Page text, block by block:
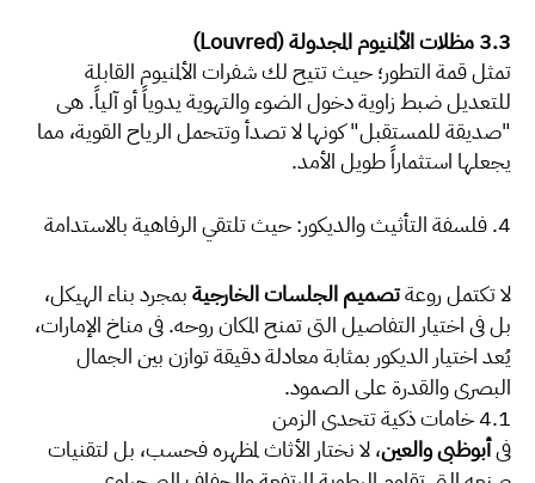
3.3 مظلات الألمنيوم المجدولة (Louvred)
تمثل قمة التطور؛ حيث تتيح لك شفرات الألمنيوم القابلة
للتعديل ضبط زاوية دخول الضوء والتهوية يدوياً أو آلياً. هي
"صديقة للمستقبل" كونها لا تصدأ وتتحمل الرياح القوية، مما
يجعلها استثماراً طويل الأمد.
4. فلسفة التأثيث والديكور: حيث تلتقي الرفاهية بالاستدامة
لا تكتمل روعةتصميم الجلسات الخارجيةبمجرد بناء الهيكل،
بل في اختيار التفاصيل التي تمنح المكان روحه. في مناخ الإمارات،
يُعد اختيار الديكور بمثابة معادلة دقيقة توازن بين الجمال
البصري والقدرة على الصمود.
4.1 خامات ذكية تتحدى الزمن
فيأبوظبي والعين، لا نختار الأثاث لمظهره فحسب، بل لتقنيات